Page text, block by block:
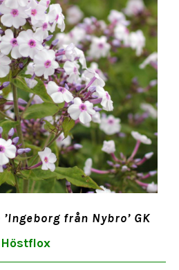
från Nybro’ GK
Höstflox